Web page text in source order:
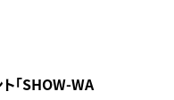
「SHOW-WA